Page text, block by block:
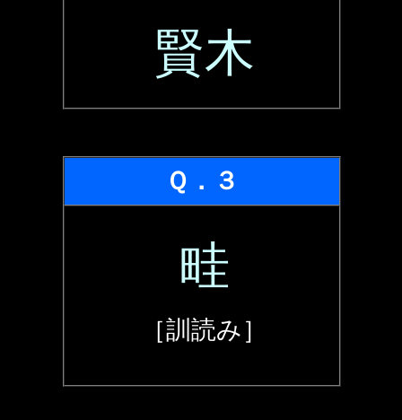
賢木
Ｑ．３
畦
［訓読み］